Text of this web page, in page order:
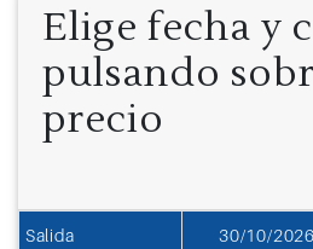
Elige fecha y
pulsando
precio
Salida 30/10/2026